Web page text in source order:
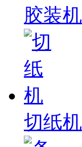
胶装机
切纸机